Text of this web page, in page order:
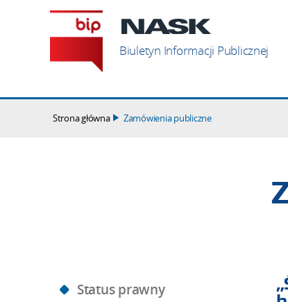
Biuletyn Informacji Publicznej
Strona główna Zamówienia publiczne
Status prawny